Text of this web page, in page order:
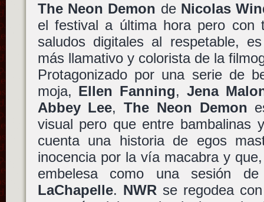
The Neon Demon de Nicolas
el festival a última hora pero con
saludos digitales al respetable,
más llamativo y colorista de la
Protagonizado por una serie de
moja, Ellen Fanning,Jena
Abbey Lee,The Neon Demon
visual pero que entre bambalinas
cuenta una historia de egos
inocencia por la vía macabra y
embelesa como una sesión
LaChapelle. NWR se regodea